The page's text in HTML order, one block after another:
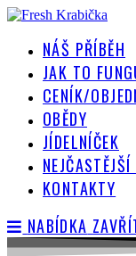
Přejít
obsahuNÁŠ PŘÍBĚH
JAK TO
CENÍK/
OBĚDY
JÍDELNÍČEK
KONTAKTY
NABÍDKA